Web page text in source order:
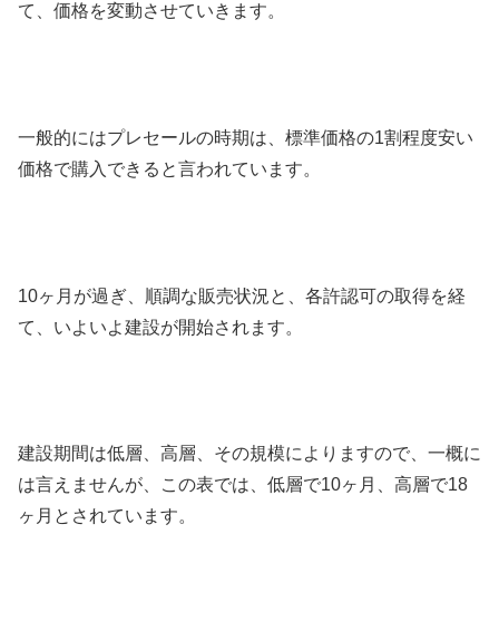
て、価格を変動させていきます。
一般的にはプレセールの時期は、標準価格の1割程度安い
価格で購入できると言われています。
10ヶ月が過ぎ、順調な販売状況と、各許認可の取得を経
て、いよいよ建設が開始されます。
建設期間は低層、高層、その規模によりますので、一概に
は言えませんが、この表では、低層で10ヶ月、高層で18
ヶ月とされています。